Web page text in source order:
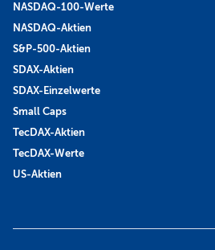
NASDAQ-100-Werte
NASDAQ-Aktien
S&P-500-Aktien
SDAX-Aktien
SDAX-Einzelwerte
Small Caps
TecDAX-Aktien
TecDAX-Werte
US-Aktien